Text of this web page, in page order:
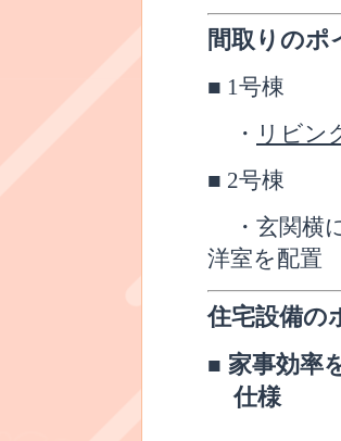
間取りのポ
■ 1号棟
・ リビン
■ 2号棟
・玄関横
洋室を配置
住宅設備の
■ 家事効率
仕様